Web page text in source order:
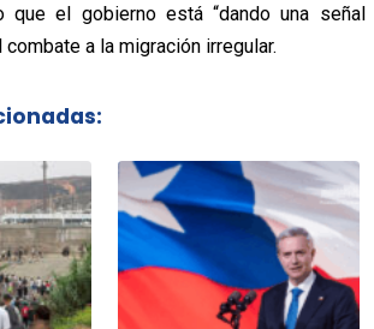
que el gobierno está “dando una señal
a la migración irregular.